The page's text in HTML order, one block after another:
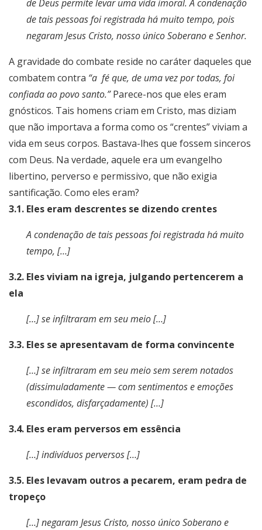
de Deus permite levar uma vida imoral. A condenação
de tais pessoas foi registrada há muito tempo, pois
negaram Jesus Cristo, nosso único Soberano e Senhor.
A gravidade do combate reside no caráter daqueles que
combatem contra “a fé que, de uma vez por todas, foi
confiada ao povo santo.”Parece-nos que eles eram
gnósticos. Tais homens criam em Cristo, mas diziam
que não importava a forma como os “crentes” viviam a
vida em seus corpos. Bastava-lhes que fossem sinceros
com Deus. Na verdade, aquele era um evangelho
libertino, perverso e permissivo, que não exigia
santificação. Como eles eram?
3.1. Eles eram descrentes se dizendo crentes
A condenação de tais pessoas foi registrada há muito
tempo, […]
3.2. Eles viviam na igreja, julgando pertencerem a
ela
[…] se infiltraram em seu meio […]
3.3. Eles se apresentavam de forma convincente
[…] se infiltraram em seu meio sem serem notados
(dissimuladamente — com sentimentos e emoções
escondidos, disfarçadamente) […]
3.4. Eles eram perversos em essência
[…] indivíduos perversos […]
3.5. Eles levavam outros a pecarem, eram pedra de
tropeço
[…] negaram Jesus Cristo, nosso único Soberano e